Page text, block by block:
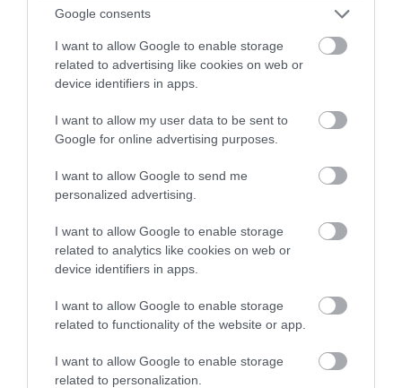
Google consents
I want to allow Google to enable storage
related to advertising like cookies on web or
device identifiers in apps.
I want to allow my user data to be sent to
Google for online advertising purposes.
I want to allow Google to send me
personalized advertising.
I want to allow Google to enable storage
related to analytics like cookies on web or
device identifiers in apps.
I want to allow Google to enable storage
related to functionality of the website or app.
I want to allow Google to enable storage
related to personalization.
A bejegyzés megtekintése az Instagramon